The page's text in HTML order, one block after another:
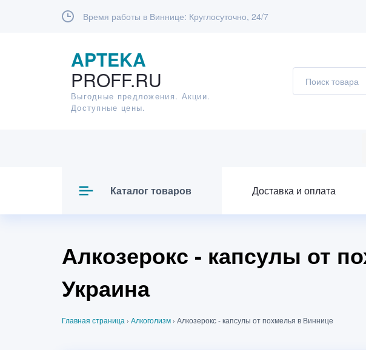
Время работы в Виннице: Круглосуточно, 24/7
APTEKA
PROFF.RU
Выгодные предложения. Акции.
Доступные цены.
Каталог товаров Доставка и оплата
Алкозерокс - капсулы от
Украина
Главная страница › Алкоголизм › Алкозерокс - капсулы от похмелья в Виннице